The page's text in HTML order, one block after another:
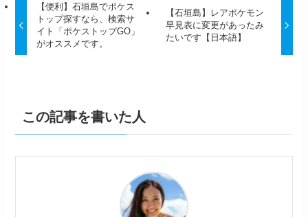
【便利】石垣島でポケス
トップ探すなら、検索サ
イト「ポケストップGO」
がオススメです。
【石垣島】レアポケモン
早見表に変更があったみ
たいです【日本語】
この記事を書いた人